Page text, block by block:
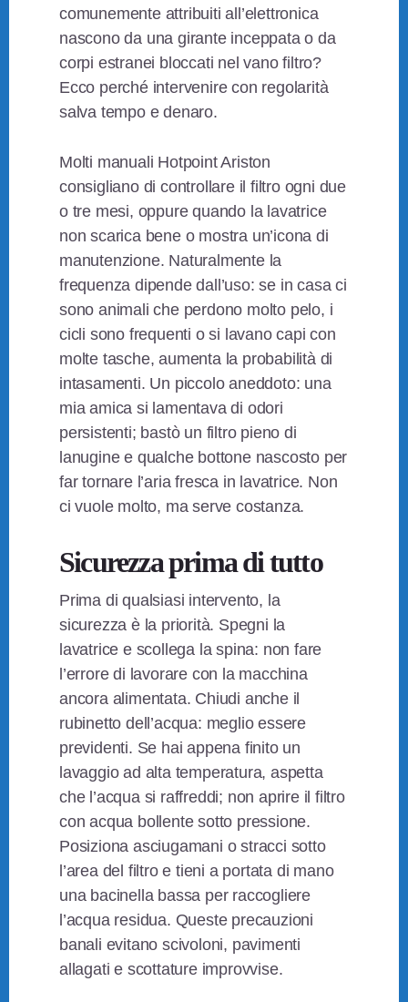
comunemente attribuiti all’elettronica
nascono da una girante inceppata o da
corpi estranei bloccati nel vano filtro?
Ecco perché intervenire con regolarità
salva tempo e denaro.
Molti manuali Hotpoint Ariston
consigliano di controllare il filtro ogni due
o tre mesi, oppure quando la lavatrice
non scarica bene o mostra un’icona di
manutenzione. Naturalmente la
frequenza dipende dall’uso: se in casa ci
sono animali che perdono molto pelo, i
cicli sono frequenti o si lavano capi con
molte tasche, aumenta la probabilità di
intasamenti. Un piccolo aneddoto: una
mia amica si lamentava di odori
persistenti; bastò un filtro pieno di
lanugine e qualche bottone nascosto per
far tornare l’aria fresca in lavatrice. Non
ci vuole molto, ma serve costanza.
Sicurezza prima di tutto
Prima di qualsiasi intervento, la
sicurezza è la priorità. Spegni la
lavatrice e scollega la spina: non fare
l’errore di lavorare con la macchina
ancora alimentata. Chiudi anche il
rubinetto dell’acqua: meglio essere
previdenti. Se hai appena finito un
lavaggio ad alta temperatura, aspetta
che l’acqua si raffreddi; non aprire il filtro
con acqua bollente sotto pressione.
Posiziona asciugamani o stracci sotto
l’area del filtro e tieni a portata di mano
una bacinella bassa per raccogliere
l’acqua residua. Queste precauzioni
banali evitano scivoloni, pavimenti
allagati e scottature improvvise.